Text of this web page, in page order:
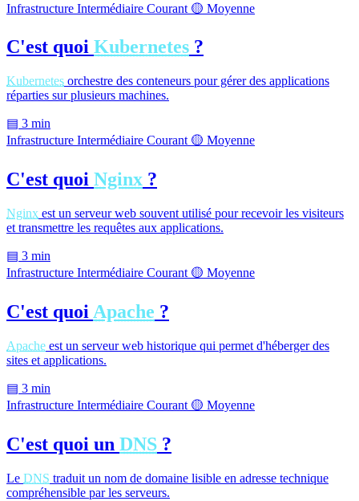
Infrastructure Intermédiaire Courant 🟡 Moyenne
C'est quoi Kubernetes ?
Kubernetes orchestre des conteneurs pour gérer des applications
réparties sur plusieurs machines.
▤ 3 min
Infrastructure Intermédiaire Courant 🟡 Moyenne
C'est quoi Nginx ?
Nginx est un serveur web souvent utilisé pour recevoir les visiteurs
et transmettre les requêtes aux applications.
▤ 3 min
Infrastructure Intermédiaire Courant 🟡 Moyenne
C'est quoi Apache ?
Apache est un serveur web historique qui permet d'héberger des
sites et applications.
▤ 3 min
Infrastructure Intermédiaire Courant 🟡 Moyenne
C'est quoi un DNS ?
Le DNS traduit un nom de domaine lisible en adresse technique
compréhensible par les serveurs.